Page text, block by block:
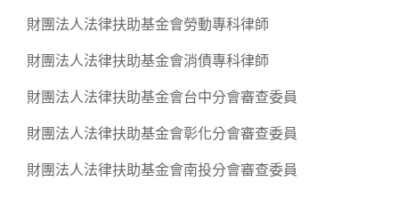
財團法人法律扶助基金會勞動專科律師
財團法人法律扶助基金會消債專科律師
財團法人法律扶助基金會台中分會審查委員
財團法人法律扶助基金會彰化分會審查委員
財團法人法律扶助基金會南投分會審查委員